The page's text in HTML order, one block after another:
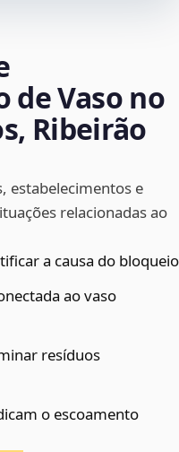
Vaso no
Ribeirão
estabelecimentos e
relacionadas ao
a causa do bloqueio
ao vaso
resíduos
o escoamento